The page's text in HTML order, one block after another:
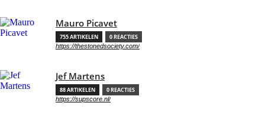
Mauro Picavet
755 ARTIKELEN 0 REACTIES
https://thestonedsociety.com/
Jef Martens
88 ARTIKELEN 0 REACTIES
https://supscore.nl/